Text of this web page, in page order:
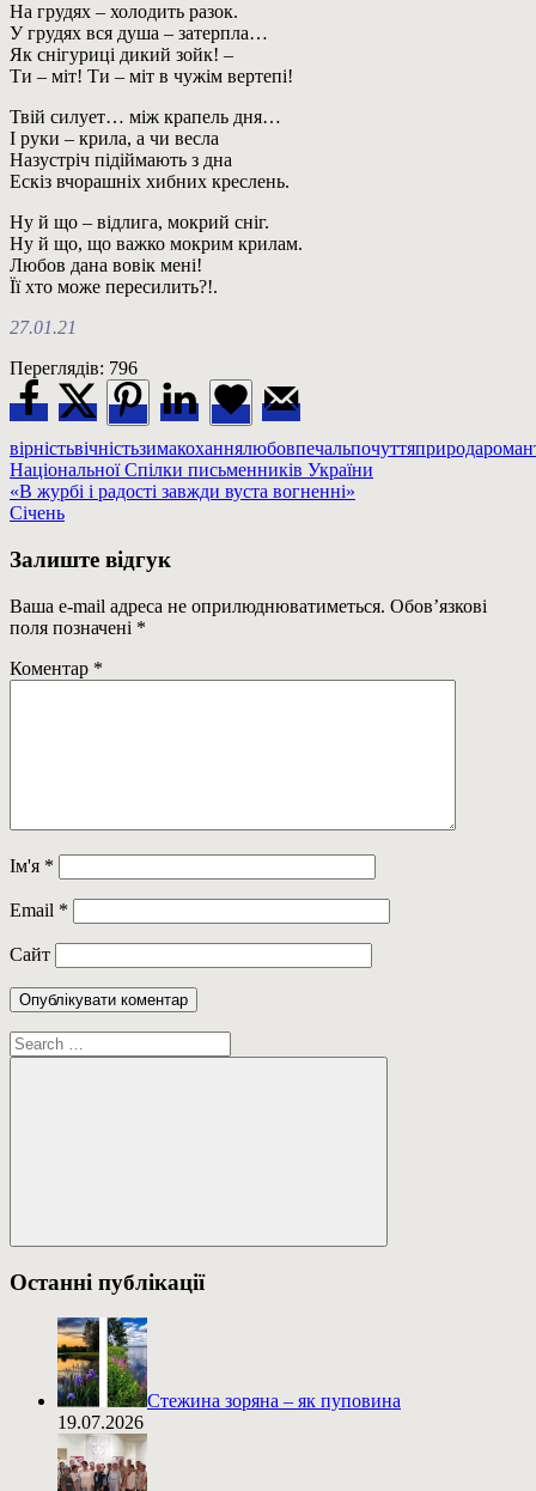
На грудях – холодить разок.
У грудях вся душа – затерпла…
Як снігуриці дикий зойк! –
Ти – міт! Ти – міт в чужім вертепі!
Твій силует… між крапель дня…
І руки – крила, а чи весла
Назустріч підіймають з дна
Ескіз вчорашніх хибних креслень.
Ну й що – відлига, мокрий сніг.
Ну й що, що важко мокрим крилам.
Любов дана вовік мені!
Її хто може пересилить?!.
27.01.21
Переглядів: 796
вірністьвічністьзимакоханнялюбовпечальпочуттяприрода
Національної Спілки письменників України
Навігація
записів
Previous
Post:
«В журбі і радості завжди вуста вогненні»
Next
Січень
Залиште відгук
Ваша e-mail адреса не оприлюднюватиметься. Обов’язкові
поля позначені *
Коментар *
Ім'я *
Email *
Сайт
Пошук:
Пошук
Останні публікації
Стежина зоряна – як пуповина
19.07.2026